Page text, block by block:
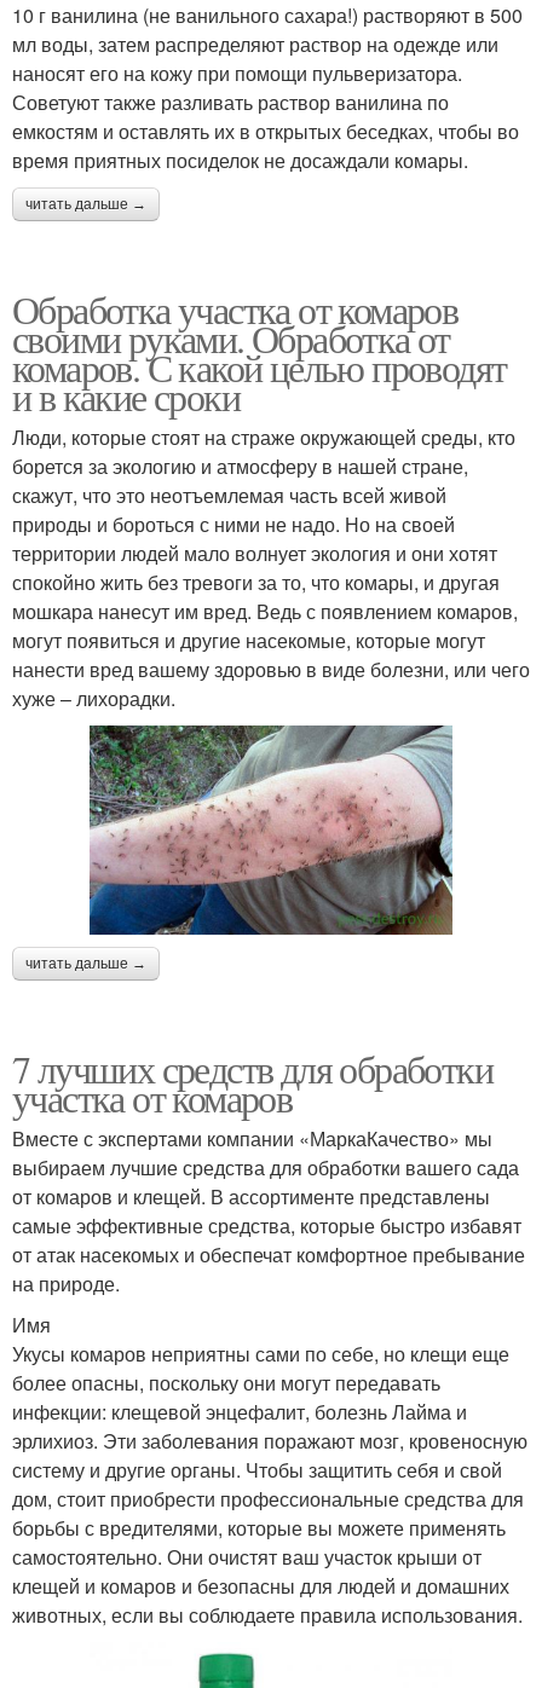
10 г ванилина (не ванильного сахара!) растворяют в 500
мл воды, затем распределяют раствор на одежде или
наносят его на кожу при помощи пульверизатора.
Советуют также разливать раствор ванилина по
емкостям и оставлять их в открытых беседках, чтобы во
время приятных посиделок не досаждали комары.
читать дальше →
Обработка участка от комаров
своими руками. Обработка от
комаров. С какой целью проводят
и в какие сроки
Люди, которые стоят на страже окружающей среды, кто
борется за экологию и атмосферу в нашей стране,
скажут, что это неотъемлемая часть всей живой
природы и бороться с ними не надо. Но на своей
территории людей мало волнует экология и они хотят
спокойно жить без тревоги за то, что комары, и другая
мошкара нанесут им вред. Ведь с появлением комаров,
могут появиться и другие насекомые, которые могут
нанести вред вашему здоровью в виде болезни, или чего
хуже – лихорадки.
читать дальше →
7 лучших средств для обработки
участка от комаров
Вместе с экспертами компании «МаркаКачество» мы
выбираем лучшие средства для обработки вашего сада
от комаров и клещей. В ассортименте представлены
самые эффективные средства, которые быстро избавят
от атак насекомых и обеспечат комфортное пребывание
на природе.
Имя
Укусы комаров неприятны сами по себе, но клещи еще
более опасны, поскольку они могут передавать
инфекции: клещевой энцефалит, болезнь Лайма и
эрлихиоз. Эти заболевания поражают мозг, кровеносную
систему и другие органы. Чтобы защитить себя и свой
дом, стоит приобрести профессиональные средства для
борьбы с вредителями, которые вы можете применять
самостоятельно. Они очистят ваш участок крыши от
клещей и комаров и безопасны для людей и домашних
животных, если вы соблюдаете правила использования.